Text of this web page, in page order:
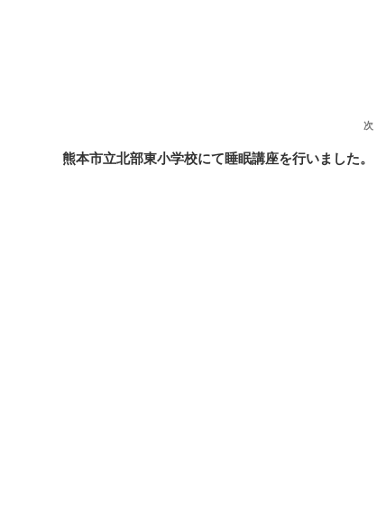
次
次
熊本市立北部東小学校にて睡眠講座を行いました。